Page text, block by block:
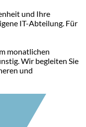
und Ihre
IT-Abteilung. Für
monatlichen
Wir begleiten Sie
und